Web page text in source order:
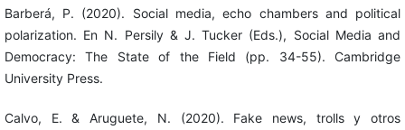
Barberá, P. (2020). Social media, echo chambers and political
polarization. En N. Persily & J. Tucker (Eds.), Social Media and
Democracy: The State of the Field (pp. 34-55). Cambridge
University Press.
Calvo, E. & Aruguete, N. (2020). Fake news, trolls y otros